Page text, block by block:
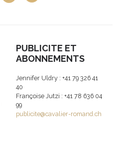
PUBLICITE ET
ABONNEMENTS
Jennifer Uldry : +41 79 326 41
40
Françoise Jutzi : +41 78 636 04
99
publicite@cavalier-romand.ch